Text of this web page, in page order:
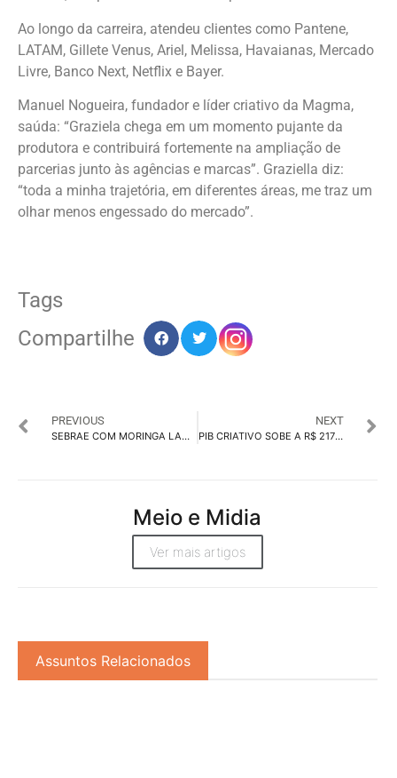
Ao longo da carreira, atendeu clientes como Pantene,
LATAM, Gillete Venus, Ariel, Melissa, Havaianas, Mercado
Livre, Banco Next, Netflix e Bayer.
Manuel Nogueira, fundador e líder criativo da Magma,
saúda: “Graziela chega em um momento pujante da
produtora e contribuirá fortemente na ampliação de
parcerias junto às agências e marcas”. Graziella diz:
“toda a minha trajetória, em diferentes áreas, me traz um
olhar menos engessado do mercado”.
Tags
Compartilhe
PREVIOUS
SEBRAE COM MORINGA LANÇAM REVIRAVOLTAS
NEXT
PIB CRIATIVO SOBE A R$ 217 BI EM 2020, INFORMA A FIRJAN
Meio e Midia
Ver mais artigos
Assuntos Relacionados